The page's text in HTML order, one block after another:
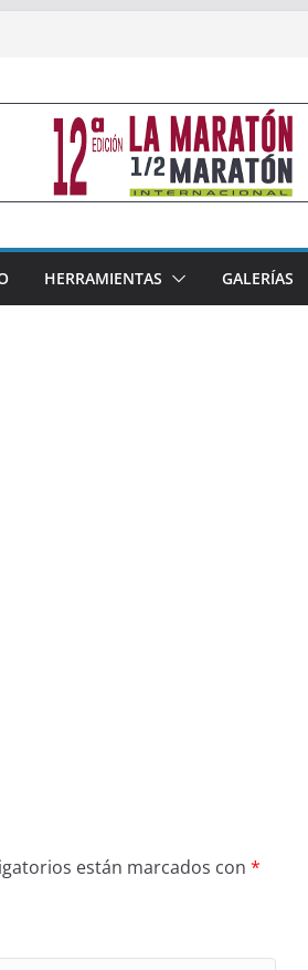
HERRAMIENTAS GALERÍAS
están marcados con *